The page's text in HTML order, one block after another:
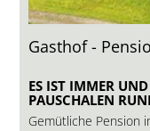
Gasthof -
ES IST IMMER
PAUSCHALEN
Gemütliche Pension